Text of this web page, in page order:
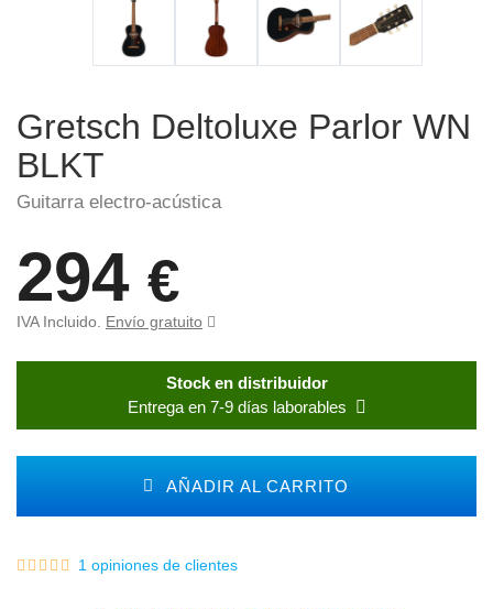
Gretsch Deltoluxe Parlor WN
BLKT
Guitarra electro-acústica
294 €
IVA Incluido. Envío gratuito
Stock en distribuidor
Entrega en 7-9 días laborables
AÑADIR AL CARRITO
1 opiniones de clientes